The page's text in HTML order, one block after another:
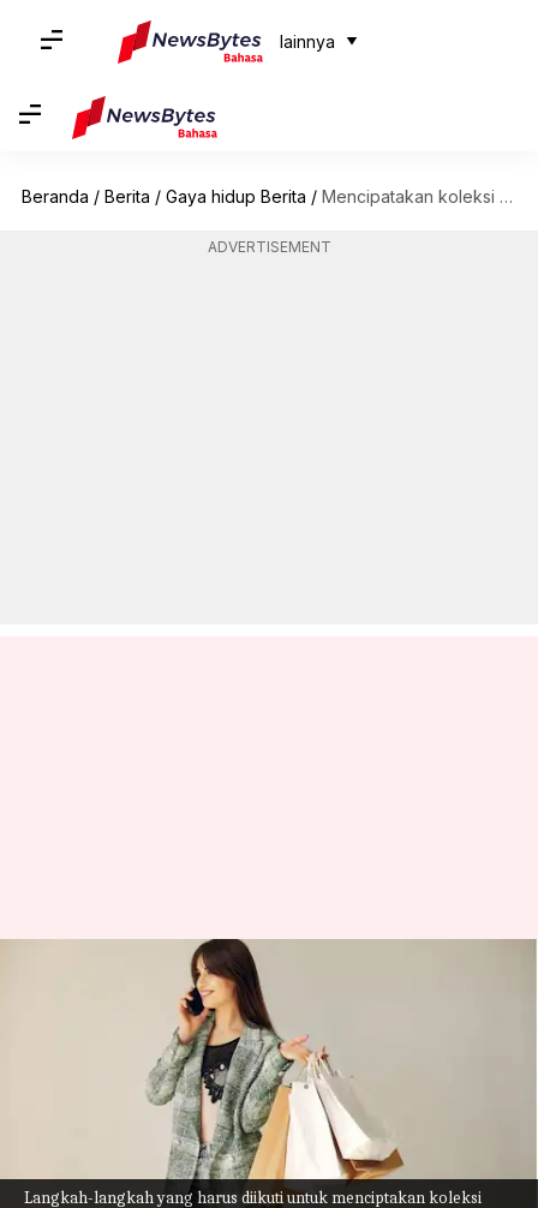
lainnya
Beranda / Berita / Gaya hidup Berita / Mencipatakan koleksi pakaian tanpa limbah: Konsep dan kiat yang dapat diikuti
ADVERTISEMENT
Langkah-langkah yang harus diikuti untuk menciptakan koleksi
Mencipatakan koleksi pakaian
tanpa limbah: Konsep dan kiat
yang dapat diikuti
Taufiq Al Jufri Mar 18, 2024 02:54 pm